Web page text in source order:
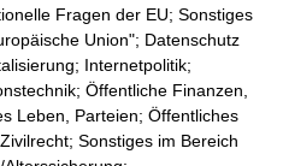
Fragen der EU; Sonstiges
Union"; Datenschutz
Internetpolitik;
Öffentliche Finanzen,
Leben, Parteien; Öffentliches
Sonstiges im Bereich